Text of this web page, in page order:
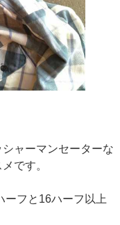
ャーマンセーターな
です。
ーフと16ハーフ以上